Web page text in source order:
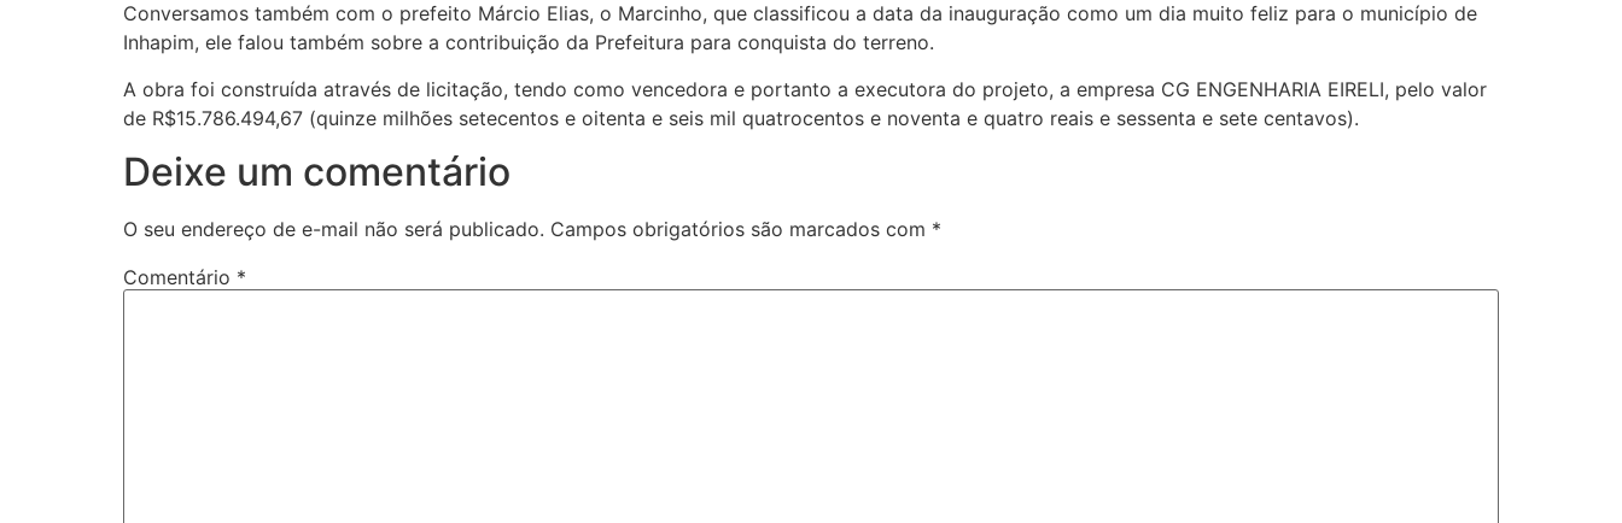
Conversamos também com o prefeito Márcio Elias, o Marcinho, que classificou a data da inauguração como um dia muito feliz para o município de
Inhapim, ele falou também sobre a contribuição da Prefeitura para conquista do terreno.
A obra foi construída através de licitação, tendo como vencedora e portanto a executora do projeto, a empresa CG ENGENHARIA EIRELI, pelo valor
de R$15.786.494,67 (quinze milhões setecentos e oitenta e seis mil quatrocentos e noventa e quatro reais e sessenta e sete centavos).
Deixe um comentário
O seu endereço de e-mail não será publicado. Campos obrigatórios são marcados com *
Comentário *